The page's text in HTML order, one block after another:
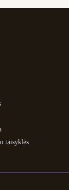
taisyklės